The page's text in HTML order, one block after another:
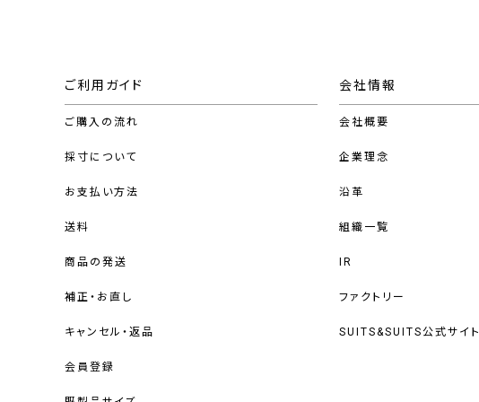
ご利用ガイド
ご購入の流れ
採寸について
お支払い方法
送料
商品の発送
補正・お直し
キャンセル・返品
会員登録
会社情報
会社概要
企業理念
沿革
組織一覧
IR
ファクトリー
SUITS&SUITS公式サイト